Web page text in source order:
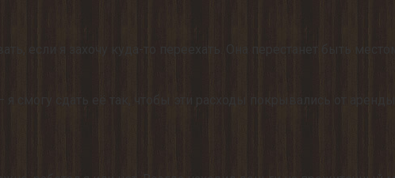
я захочу куда-то переехать. Она перестанет быть местом
смогу сдать её так, чтобы эти расходы покрывались от аренды.